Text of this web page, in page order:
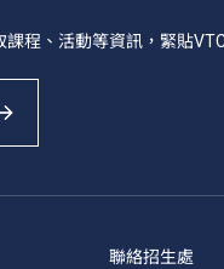
程、活動等資訊，緊貼
聯絡招生處